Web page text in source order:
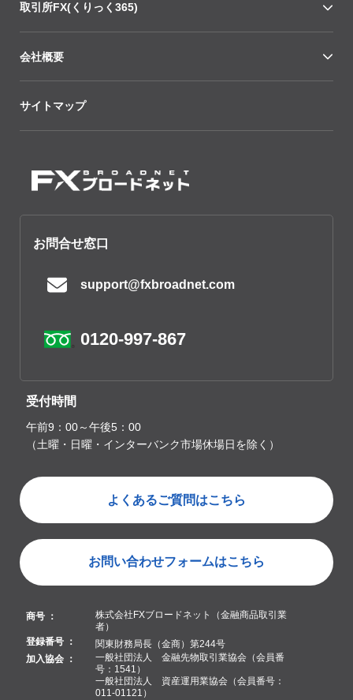
取引所FX(くりっく365)
会社概要
サイトマップ
お問合せ窓口
support@fxbroadnet.com
0120-997-867
受付時間
午前9：00～午後5：00
（土曜・日曜・インターバンク市場休場日を除く）
よくあるご質問はこちら
お問い合わせフォームはこちら
商号 ：
株式会社FXブロードネット（金融商品取引業
者）
登録番号 ：
関東財務局長（金商）第244号
加入協会 ：
一般社団法人 金融先物取引業協会（会員番
号：1541）
一般社団法人 資産運用業協会（会員番号：
011-01121）